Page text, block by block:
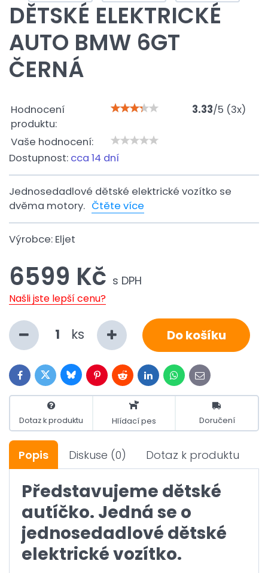
DĚTSKÉ ELEKTRICKÉ
AUTO BMW 6GT
ČERNÁ
Hodnocení
produktu:
3.33/5 (3x)
Vaše hodnocení:
Dostupnost: cca 14 dní
Jednosedadlové dětské elektrické vozítko se
dvěma motory. Čtěte více
Výrobce: Eljet
6599 Kč s DPH
Našli jste lepší cenu?
ks Do košíku
FacebookTwitterBlueskyPinterestRedditLinkedInWhatsApp
E-
mail
Dotaz k produktu Hlídací pes Doručení
Popis Diskuse (0) Dotaz k produktu
Představujeme dětské
autíčko. Jedná se o
jednosedadlové dětské
elektrické vozítko.